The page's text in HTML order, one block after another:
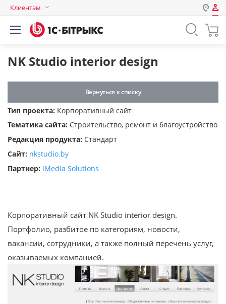
Клиентам
Авторизация
Пароль
Запомнить меня на этом
Забыли свой пароль?
или войдите с помощью
NK Studio interior design
Вернуться к списку
Тип проекта: Корпоративный сайт
Тематика сайта: Строительство, ремонт и благоустройство
Редакция продукта: Стандарт
Сайт: nkstudio.by
Партнер: iMedia Solutions
Корпоративный сайт NK Studio interior design.
Портфолио, разбитое по категориям, новости,
вакансии, сотрудники, а также полный перечень услуг,
оказываемых компанией.